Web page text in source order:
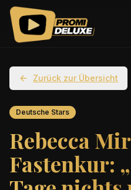
Zurück zur Übersicht
Deutsche Stars
Rebecca
Fastenkur: